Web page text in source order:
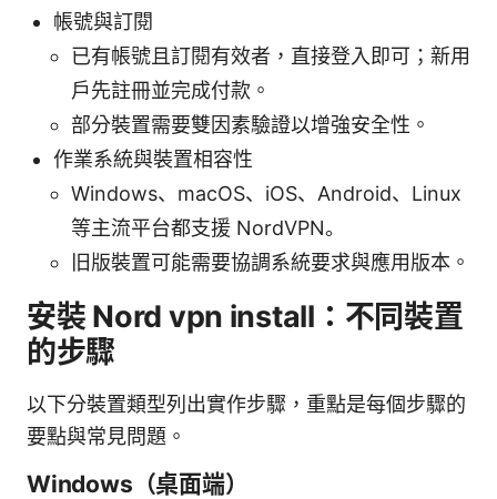
帳號與訂閱
已有帳號且訂閱有效者，直接登入即可；新用
戶先註冊並完成付款。
部分裝置需要雙因素驗證以增強安全性。
作業系統與裝置相容性
Windows、macOS、iOS、Android、Linux
等主流平台都支援 NordVPN。
旧版裝置可能需要協調系統要求與應用版本。
安裝 Nord vpn install：不同裝置
的步驟
以下分裝置類型列出實作步驟，重點是每個步驟的
要點與常見問題。
Windows（桌面端）